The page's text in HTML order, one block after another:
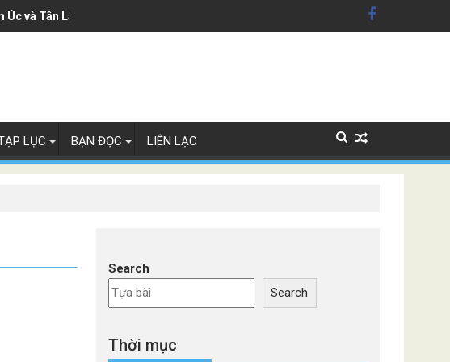
và Tân Lây Lan
LỤC BẠN ĐỌC LIÊN LẠC
Search
Search
Thời mục